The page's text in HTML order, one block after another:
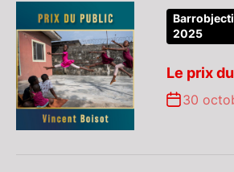
2025
Le prix
30